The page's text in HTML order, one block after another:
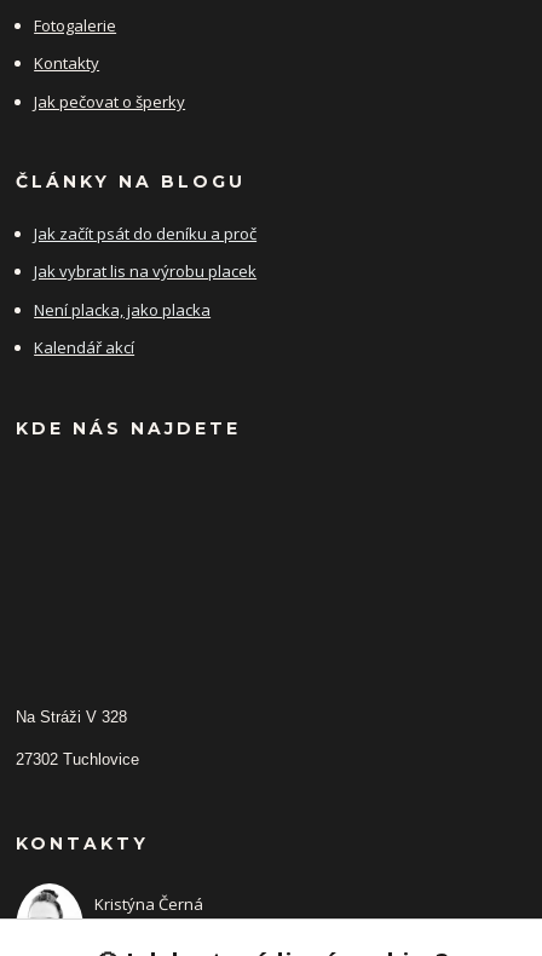
Fotogalerie
Kontakty
Jak pečovat o šperky
ČLÁNKY NA BLOGU
Jak začít psát do deníku a proč
Jak vybrat lis na výrobu placek
Není placka, jako placka
Kalendář akcí
KDE NÁS NAJDETE
Na Stráži V 328
27302 Tuchlovice
KONTAKTY
Kristýna Černá